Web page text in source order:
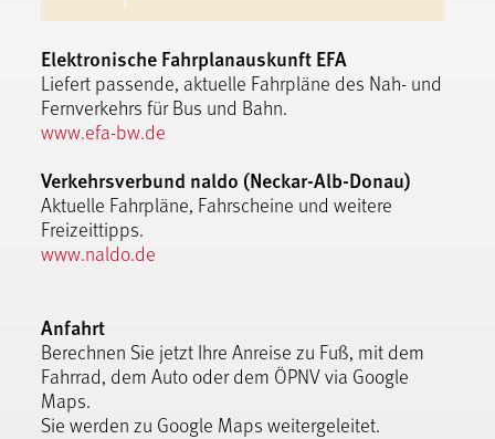
Elektronische Fahrplanauskunft EFA
Liefert passende, aktuelle Fahrpläne des Nah- und
Fernverkehrs für Bus und Bahn.
www.efa-bw.de
Verkehrsverbund naldo (Neckar-Alb-Donau)
Aktuelle Fahrpläne, Fahrscheine und weitere
Freizeittipps.
www.naldo.de
Anfahrt
Berechnen Sie jetzt Ihre Anreise zu Fuß, mit dem
Fahrrad, dem Auto oder dem ÖPNV via Google
Maps.
Sie werden zu Google Maps weitergeleitet.